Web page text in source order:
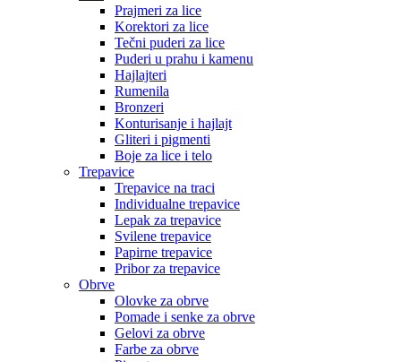
Prajmeri za lice
Korektori za lice
Tečni puderi za lice
Puderi u prahu i kamenu
Hajlajteri
Rumenila
Bronzeri
Konturisanje i hajlajt
Gliteri i pigmenti
Boje za lice i telo
Trepavice
Trepavice na traci
Individualne trepavice
Lepak za trepavice
Svilene trepavice
Papirne trepavice
Pribor za trepavice
Obrve
Olovke za obrve
Pomade i senke za obrve
Gelovi za obrve
Farbe za obrve